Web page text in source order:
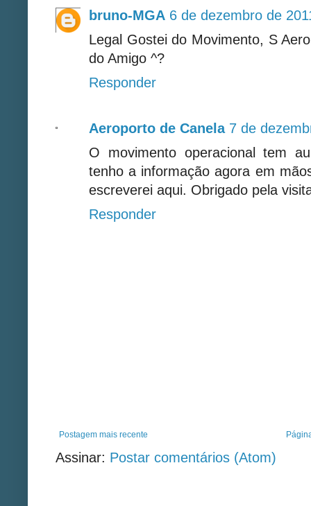
bruno-MGA 6 de dezembro de
Legal Gostei do Movimento, S
do Amigo ^?
Responder
Aeroporto de Canela 7 de
O movimento operacional tem
tenho a informação agora em
escreverei aqui. Obrigado pela
Responder
Postagem mais recente
Assinar: Postar comentários (Atom)